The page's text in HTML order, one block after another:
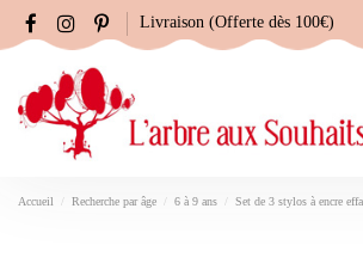
Livraison (Offerte dès 100€)
Accueil Recherche par âge 6 à 9 ans Set de 3 stylos à encre